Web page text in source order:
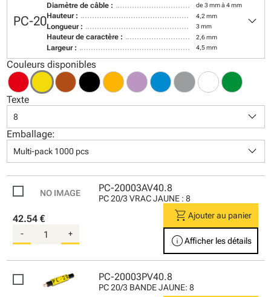
PC-20
Diamètre de câble : de 3 mm à 4 mm
Hauteur : 4,2 mm
Longueur : 3 mm
Hauteur de caractère : 2,6 mm
Largeur : 4,5 mm
keyboard_arrow_down
Couleurs disponibles
Texte
8 keyboard_arrow_down
Emballage:
Multi-pack 1000 pcs keyboard_arrow_down
PC-20003AV40.8
PC 20/3 VRAC JAUNE : 8
42.54 €
- +
shopping_cart Ajouter au panier
infoAfficher les détails
PC-20003PV40.8
PC 20/3 BANDE JAUNE: 8